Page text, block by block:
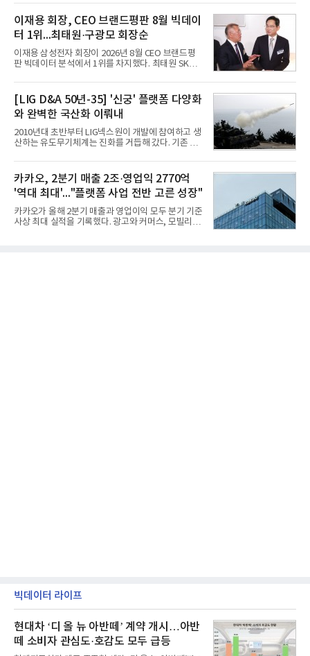
17% 증가하
장비 설치 없이 일고리즘 만으로 선박의 탄소 배출량
을 모니터링 및 예측하며, 연료 소비를 최소화하는 운
항 가이드라인을 제공한다.오션와이즈의 핵심 기능은
CI(탄소집약도지수) 실시간 관리 예측, 시 기반 최적
항로 추천, 선단 관리 등이다. HD현대오일뱅크와의
실증에서는 총 13개 구간, 10만6000km 항해를 통해
평균 5.3%의 연료 질감 효과를 입증했다. 이는 연간 1
의 핵심
이재용 회장, CEO 브랜드평판 8월 빅데이
터 1위...최태원·구광모 회장순
이재용 삼성전자 회장이 2026년 8월 CEO 브랜드평
판 빅데이터 분석에서 1위를 차지했다. 최태원 SK그
국기업평판연구소(소장 구창환)는 빅데이터뉴스와
함께 60명의 CEO 브랜드를 대상으로 2026년 7월 6
일부터 8월 6일까지 수집된 소비자 빅데이터
7,395,735건을 분석한 결과, 삼성 이재용 회장이 브
랜드평판지수 1,984,715를 기록하며 8월 1위에 올랐
다고 밝혔다. 분석에 활용된 빅데이터는 지난 7월
(14,233,797건) 대비 48.04% 감소한 수치다.8월
김승연, 이재현, 강호동, 김범수, 양종
[LIG D&A 50년-35] '신궁' 플랫폼 다양화
와 완벽한 국산화 이뤄내
2010년대 초반부터 LIG넥스원이 개발에 참여하고 생
산하는 유도무기체계는 진화를 거듭해 갔다. 기존 무
용도가 떨어지는 재래식 무기를 새롭게 활용하는 방
안이 강구됐다. 또 핵심 구성품 국산화를 통해 수출상
의 제약을 해소하고자 노력했다. 이러한 LIG넥스원의
신기술 개발 성과가 집약된 무기체계가 바로 휴대용
지대공 유도무기 ‘신궁’이다.신궁은 이미 2009년 수
출을 위한 개량형 멀티런처 개발을 완료함으로써 기
능 다양화와 계열화 가능성을 선보인 바 있었다. 이번
카카오, 2분기 매출 2조·영업익 2770억
'역대 최대'..."플랫폼 사업 전반 고른 성장"
카카오가 올해 2분기 매출과 영업이익 모두 분기 기준
사상 최대 실적을 기록했다. 광고와 커머스, 모빌리
빅데이터 라이프
현대차 ‘디 올 뉴 아반떼’ 계약 개시…아반
떼 소비자 관심도·호감도 모두 급등